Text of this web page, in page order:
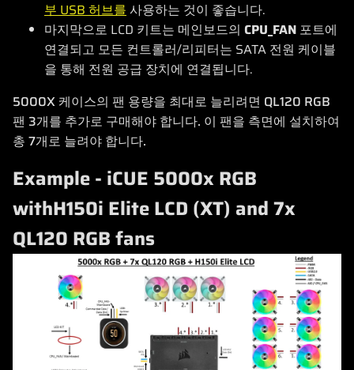
부 USB 허브를 사용하는 것이 좋습니다.
마지막으로 LCD 키트는 메인보드의 CPU_FAN 포트에
연결되고 모든 컨트롤러/리피터는 SATA 전원 케이블
을 통해 전원 공급 장치에 연결됩니다.
5000X 케이스의 팬 용량을 최대로 늘리려면 QL120 RGB
팬 3개를 추가로 구매해야 합니다. 이 팬을 측면에 설치하여
총 7개로 늘려야 합니다.
Example - iCUE 5000x RGB
withH150i Elite LCD (XT) and 7x
QL120 RGB fans